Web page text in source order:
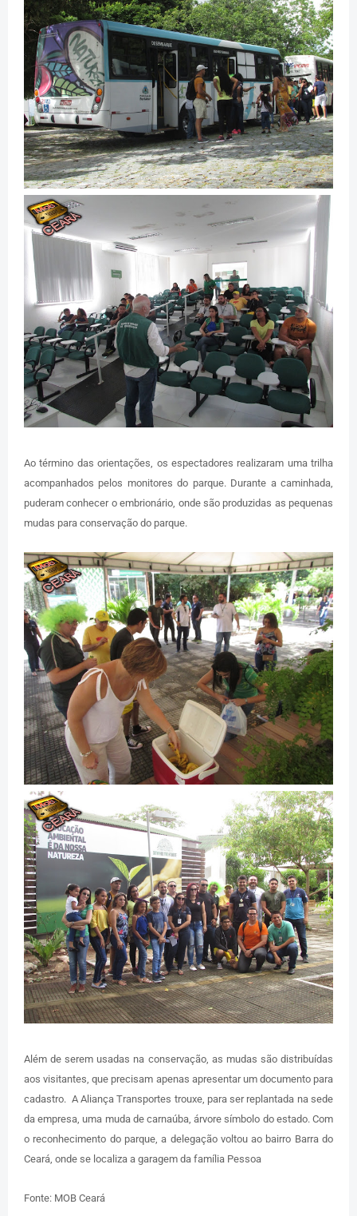
Ao término das orientações, os espectadores realizaram uma trilha
acompanhados pelos monitores do parque. Durante a caminhada,
puderam conhecer o embrionário, onde são produzidas as pequenas
mudas para conservação do parque.
Além de serem usadas na conservação, as mudas são distribuídas
aos visitantes, que precisam apenas apresentar um documento para
cadastro. A Aliança Transportes trouxe, para ser replantada na sede
da empresa, uma muda de carnaúba, árvore símbolo do estado. Com
o reconhecimento do parque, a delegação voltou ao bairro Barra do
Ceará, onde se localiza a garagem da família Pessoa
Fonte: MOB Ceará